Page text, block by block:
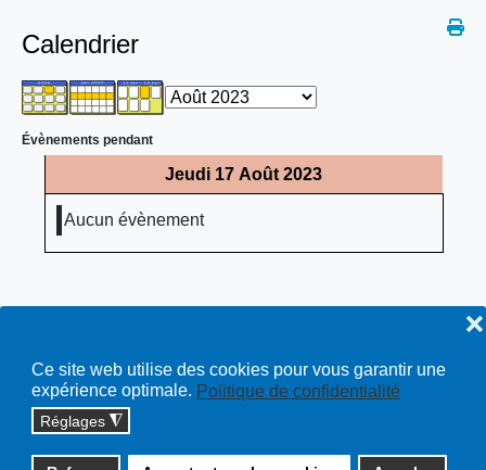
Ce site web utilise des cookies pour vous garantir une
expérience optimale. Politique de confidentialité
Réglages ◮
❌
Calendrier
Évènements pendant
Jeudi 17 Août 2023
Aucun évènement
Copyright © 2026 cossonay.ch - tous droits réservés | site :